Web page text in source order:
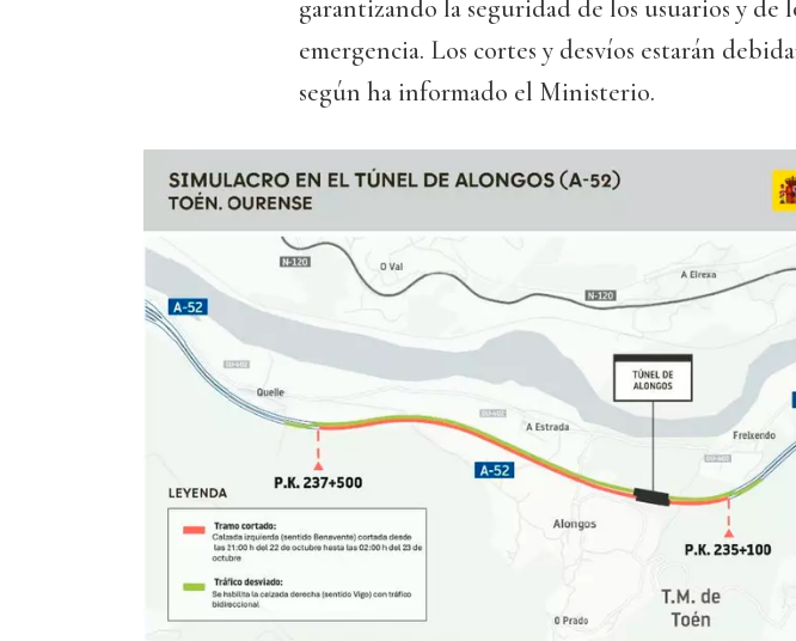
garantizando la seguridad de los usuarios y de
emergencia. Los cortes y desvíos estarán
según ha informado el Ministerio.